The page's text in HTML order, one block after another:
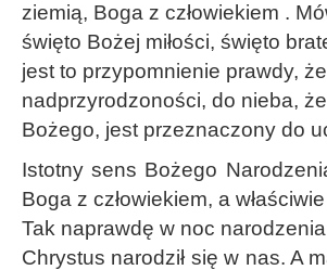
ziemią, Boga z człowiekiem .
święto Bożej miłości, święto
jest to przypomnienie prawdy,
nadprzyrodzoności, do nieba,
Bożego, jest przeznaczony do
Istotny sens Bożego
Boga z człowiekiem, a
Tak naprawdę w noc
Chrystus narodził się w nas. A